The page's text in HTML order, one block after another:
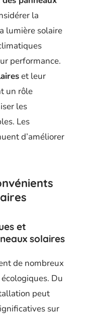
la
lumière solaire
performance.
et leur
un rôle
les
Les
d’améliorer
et
solaires
de nombreux
Du
peut
sur